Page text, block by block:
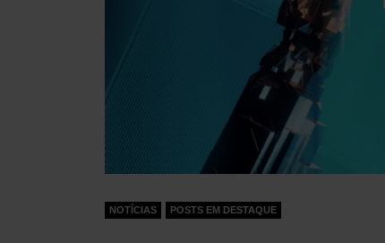
NOTÍCIAS POSTS EM DESTAQUE